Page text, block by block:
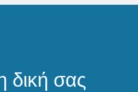
δική σας